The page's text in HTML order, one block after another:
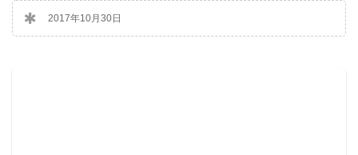
2017年10月30日